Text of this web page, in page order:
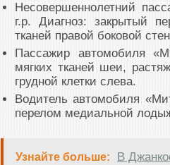
Несовершеннолетний
г.р. Диагноз: закрытый
тканей правой боковой
Пассажир автомобиля
мягких тканей шеи,
грудной клетки слева.
Водитель автомобиля
перелом медиальной
Узнайте больше: В